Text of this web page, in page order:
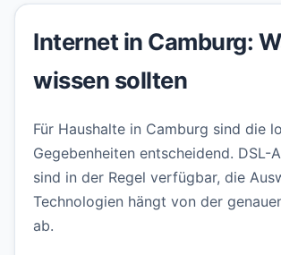
Internet in Camburg:
wissen sollten
Für Haushalte in Camburg sind die
Gegebenheiten entscheidend. DSL-
sind in der Regel verfügbar, die
Technologien hängt von der
ab.